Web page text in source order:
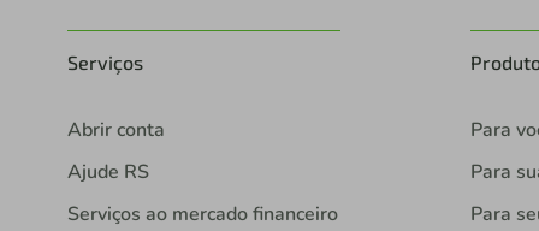
Serviços
Abrir conta
Ajude RS
Serviços ao mercado financeiro
Para
Para
Para